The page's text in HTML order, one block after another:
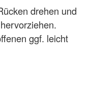
drehen und
ggf. leicht